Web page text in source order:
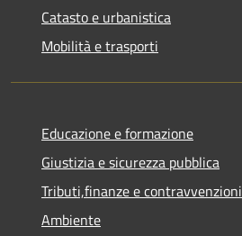
Catasto e urbanistica
Mobilità e trasporti
Educazione e formazione
Giustizia e sicurezza pubblica
Tributi,finanze e contravvenzioni
Ambiente